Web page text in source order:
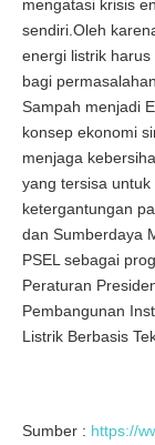
mengatasi krisis
sendiri.Oleh
energi listrik
bagi
Sampah menjadi
konsep ekonomi
menjaga
yang tersisa
ketergantungan
dan Sumberdaya
PSEL sebagai
Peraturan
Pembangunan
Listrik Berbasis
Sumber : https://